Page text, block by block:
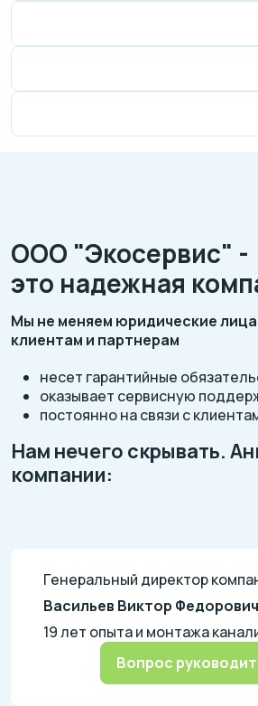
ООО "Экосервис" -
это надежная
Мы не меняем юридические
клиентам и партнерам
несет гарантийные
оказывает сервисную
постоянно на связи с
Нам нечего скрывать.
компании:
Генеральный директор
Васильев Виктор Федорович
19 лет опыта и монтажа
Вопрос